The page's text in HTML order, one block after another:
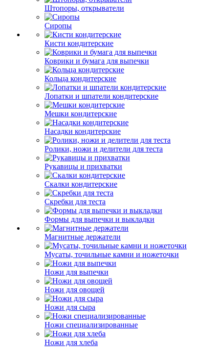
Штопоры, открыватели
Сиропы
Кисти кондитерские
Коврики и бумага для выпечки
Кольца кондитерские
Лопатки и шпатели кондитерские
Мешки кондитерские
Насадки кондитерские
Ролики, ножи и делители для теста
Рукавицы и прихватки
Скалки кондитерские
Скребки для теста
Формы для выпечки и выкладки
Магнитные держатели
Мусаты, точильные камни и ножеточки
Ножи для выпечки
Ножи для овощей
Ножи для сыра
Ножи специализированные
Ножи для хлеба